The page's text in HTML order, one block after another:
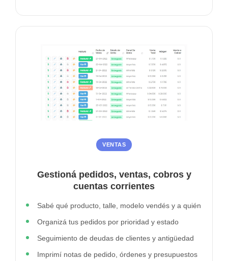
VENTAS
Gestioná pedidos, ventas, cobros y
cuentas corrientes
Sabé qué producto, talle, modelo vendés y a quién
Organizá tus pedidos por prioridad y estado
Seguimiento de deudas de clientes y antigüedad
Imprimí notas de pedido, órdenes y presupuestos